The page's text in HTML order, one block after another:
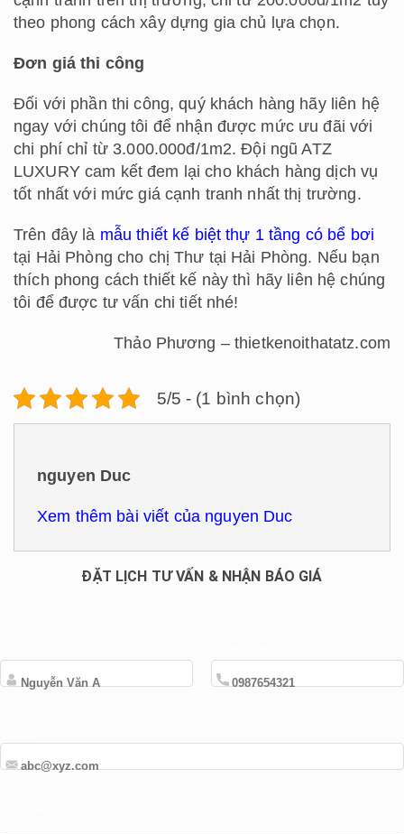
theo phong cách xây dựng gia chủ lựa chọn.
Đơn giá thi công
Đối với phần thi công, quý khách hàng hãy liên hệ
ngay với chúng tôi để nhận được mức ưu đãi với
chi phí chỉ từ 3.000.000đ/1m2. Đội ngũ ATZ
LUXURY cam kết đem lại cho khách hàng dịch vụ
tốt nhất với mức giá cạnh tranh nhất thị trường.
Trên đây là mẫu thiết kế biệt thự 1 tầng có bể bơi
tại Hải Phòng cho chị Thư tại Hải Phòng. Nếu bạn
thích phong cách thiết kế này thì hãy liên hệ chúng
tôi để được tư vấn chi tiết nhé!
Thảo Phương – thietkenoithatatz.com
5/5 - (1 bình chọn)
nguyen Duc
Xem thêm bài viết của nguyen Duc
ĐẶT LỊCH TƯ VẤN & NHẬN BÁO GIÁ